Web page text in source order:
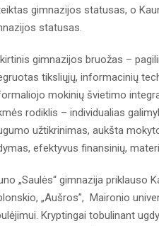
gimnazijos statusas, o
statusas.
gimnazijos bruožas –
tiksliųjų, informacinių
mokinių švietimo
rodiklis – individualias
užtikrinimas, aukšta
efektyvus finansinių,
„Saulės“ gimnazija priklauso
„Aušros”, Maironio
Kryptingai tobulinant